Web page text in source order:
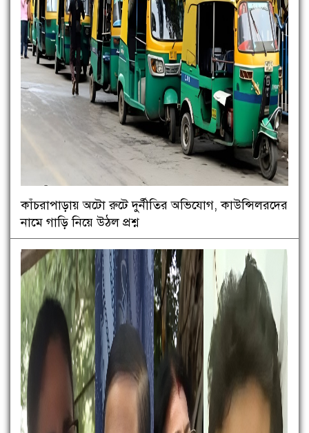
কাঁচরাপাড়ায় অটো রুটে দুর্নীতির অভিযোগ, কাউন্সিলরদের
নামে গাড়ি নিয়ে উঠল প্রশ্ন